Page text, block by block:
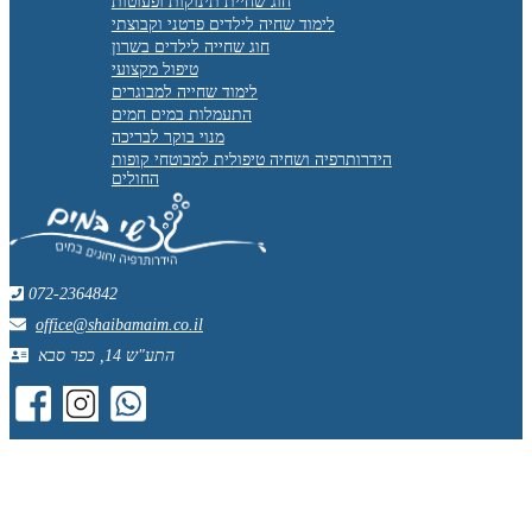
לימוד שחיה לילדים פרטני וקבוצתי
חוג שחייה לילדים בשרון
טיפול מקצועי
לימוד שחייה למבוגרים
התעמלות במים חמים
מנוי בוקר לבריכה
הידרותרפיה ושחיה טיפולית למבוטחי קופות
החולים
072-2364842
office@shaibamaim.co.il
התע"ש 14, כפר סבא
עבור
לדף
הפייסבוק
של
הידרותרפיה
עבור
לדף
האינסטגרם
של
הידרותרפיה
שלחו
הידרותרפיה
טיפולית)